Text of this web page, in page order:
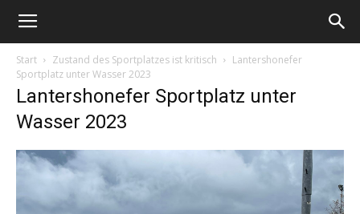
Start Zustand des Sportplatzes ist kritisch
Lantershonefer
Sportplatz unter Wasser 2023
Lantershonefer Sportplatz unter
Wasser 2023